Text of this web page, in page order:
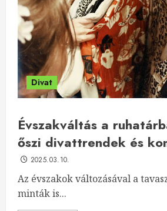
Divat
Évszakváltás a
őszi divattrendek és
2025.03.10.
Az évszakok változásával a
minták is...